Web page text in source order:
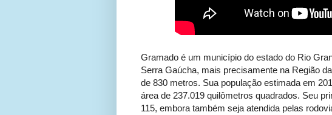
Gramado é um município do estado do Rio
Serra Gaúcha, mais precisamente na Região
de 830 metros. Sua população estimada em
área de 237.019 quilômetros quadrados. Seu
115, embora também seja atendida pelas